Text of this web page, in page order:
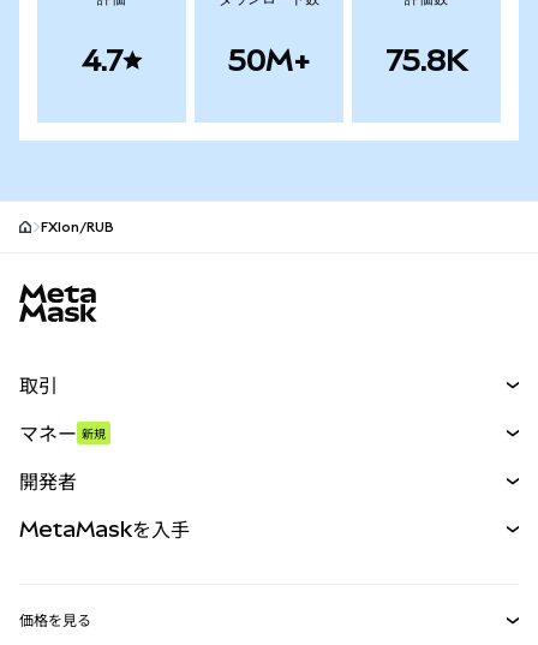
4.7 50M+ 75.8K
FXIon/RUB
取引
パーペチュアル
RWA
マネー 新規
開発者
MetaMaskを入手
価格を見る